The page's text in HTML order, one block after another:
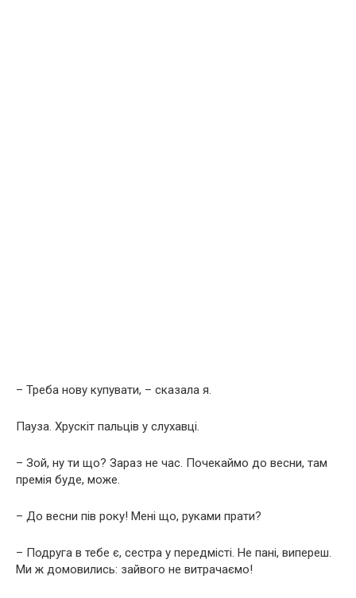
– Треба нову купувати, – сказала я.
Пауза. Хрускіт пальців у слухавці.
– Зой, ну ти що? Зараз не час. Почекаймо до весни, там
премія буде, може.
– До весни пів року! Мені що, руками прати?
– Подруга в тебе є, сестра у передмісті. Не пані, випереш.
Ми ж домовились: зайвого не витрачаємо!